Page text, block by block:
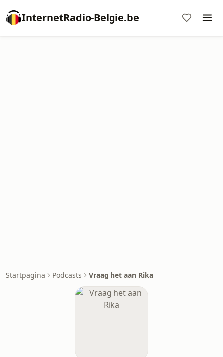
InternetRadio-Belgie.be
Startpagina Podcasts Vraag het aan Rika